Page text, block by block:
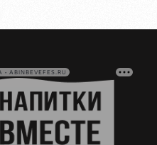
ABINBEVEFES.RU